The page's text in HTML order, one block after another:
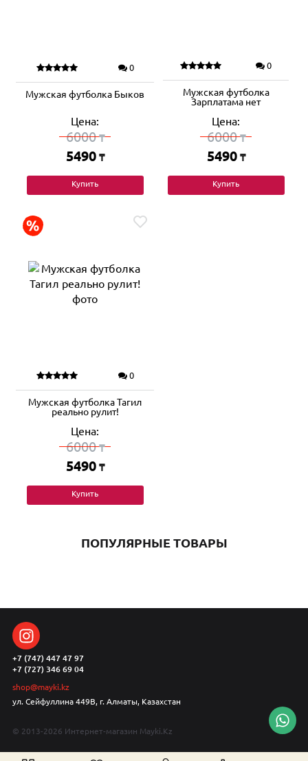
0
Мужская футболка Быков
Цена:
6000₸
5490 ₸
Купить
0
Мужская футболка
Зарплатама нет
Цена:
6000₸
5490 ₸
Купить
0
Мужская футболка Тагил
реально рулит!
Цена:
6000₸
5490 ₸
Купить
ПОПУЛЯРНЫЕ ТОВАРЫ
+7 (747) 447 47 97
+7 (727) 346 69 04
shop@mayki.kz
ул. Сейфуллина 449В, г. Алматы, Казахстан
© 2013-2026 Интернет-магазин Mayki.Kz